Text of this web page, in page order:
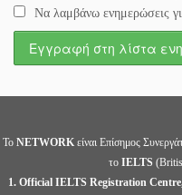
Να λαμβάνω ενημερώσεις
Το NETWORKείναι Επίσημος
το IELTS
1. Official IELTS Registration